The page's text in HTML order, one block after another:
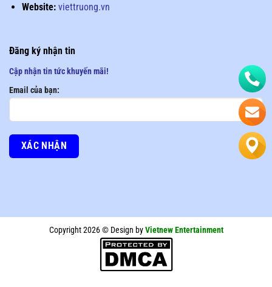
Website: viettruong.vn
Đăng ký nhận tin
Cập nhận tin tức khuyến mãi!
Email của bạn:
Copyright 2026 © Design byVietnew Entertainment